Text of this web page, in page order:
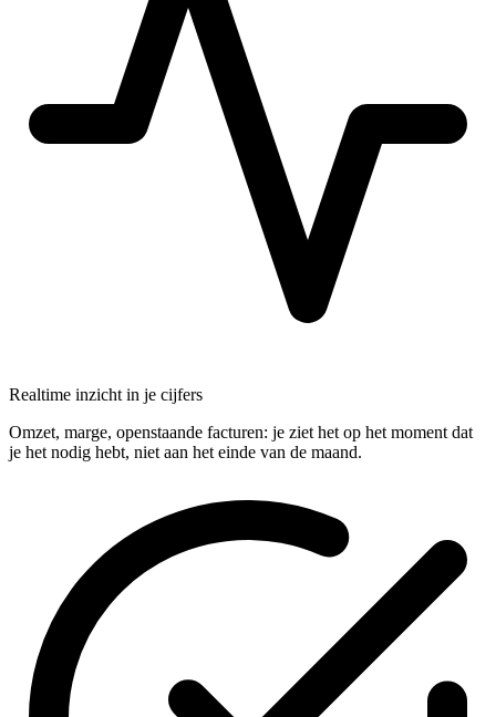
Realtime inzicht in je cijfers
Omzet, marge, openstaande facturen: je ziet het op het moment dat
je het nodig hebt, niet aan het einde van de maand.